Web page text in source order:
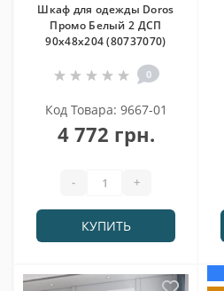
Шкаф для одежды Doros
Промо Белый 2 ДСП
90х48х204 (80737070)
0
Код Товара: 9667-01
4 772 грн.
- +
КУПИТЬ